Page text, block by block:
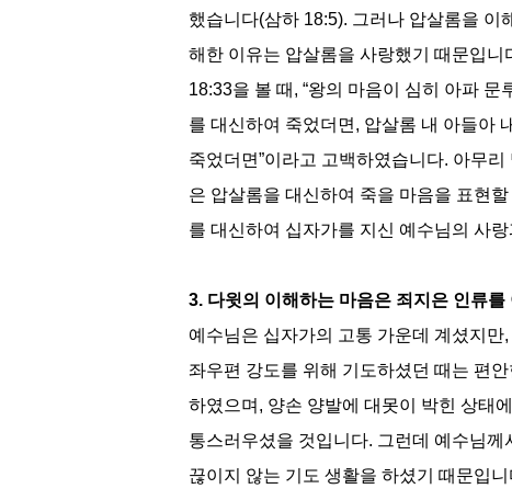
했습니다(삼하 18:5). 그러나 압살롬을 이
해한 이유는 압살롬을 사랑했기 때문입니
18:33을 볼 때 , “왕의 마음이 심히 아파 문
를 대신하여 죽었더면 , 압살롬 내 아들아
죽었더면”이라고 고백하였습니다. 아무리
은 압살롬을 대신하여 죽을 마음을 표현
를 대신하여 십자가를 지신 예수님의 사
3. 다윗의 이해하는 마음은 죄지은 인류
예수님은 십자가의 고통 가운데 계셨지만,
좌우편 강도를 위해 기도하셨던 때는 편
하였으며 , 양손 양발에 대못이 박힌 상태
통스러우셨을 것입니다. 그런데 예수님께
끊이지 않는 기도 생활을 하셨기 때문입니